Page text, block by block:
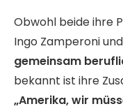
Obwohl beide ihre
Ingo Zamperoni
gemeinsam
bekannt ist ihre
„Amerika, wir